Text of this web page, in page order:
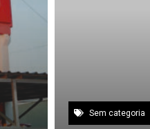
Sem categoria